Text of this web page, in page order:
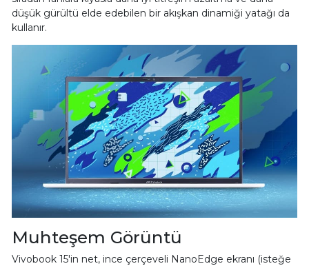
düşük gürültü elde edebilen bir akışkan dinamiği yatağı da
kullanır.
Muhteşem Görüntü
Vivobook 15'in net, ince çerçeveli NanoEdge ekranı (isteğe